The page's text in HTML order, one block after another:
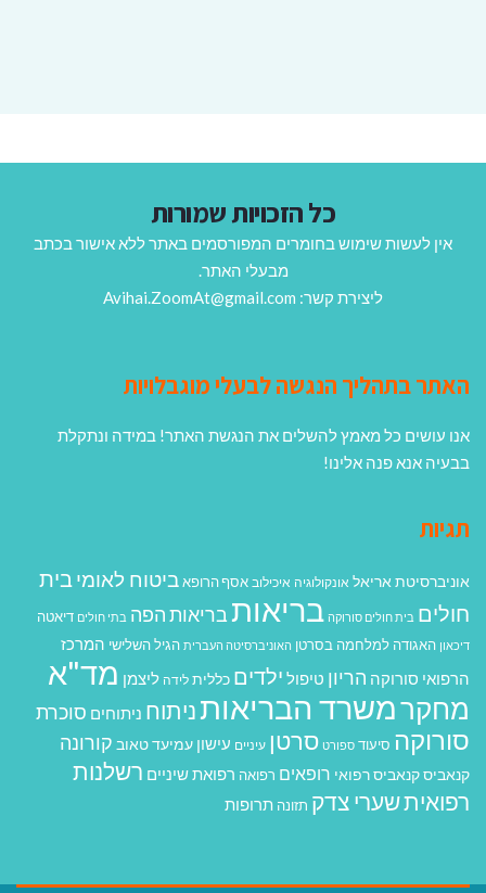
כל הזכויות שמורות
אין לעשות שימוש בחומרים המפורסמים באתר ללא אישור בכתב
מבעלי האתר.
ליצירת קשר: Avihai.ZoomAt@gmail.com
האתר בתהליך הנגשה לבעלי מוגבלויות
אנו עושים כל מאמץ להשלים את הנגשת האתר! במידה ונתקלת
בבעיה אנא פנה אלינו!
תגיות
אוניברסיטת אריאל אונקולוגיה איכילוב אסף הרופא ביטוח לאומיבית
חולים בית חולים סורוקה בריאותבריאות הפה בתי חולים דיאטה
דיכאון האגודה למלחמה בסרטן האוניברסיטה העברית הגיל השלישי המרכז
הרפואי סורוקה הריון טיפול ילדים כללית לידה ליצמן מד"א
מחקרמשרד הבריאותניתוח ניתוחים סוכרת
סורוקה סיעוד ספורט סרטן עיניים עישון עמיעד טאוב קורונה
קנאביסקנאביס רפואי רופאים רפואה רפואת שיניים רשלנות
רפואיתשערי צדק תזונה תרופות